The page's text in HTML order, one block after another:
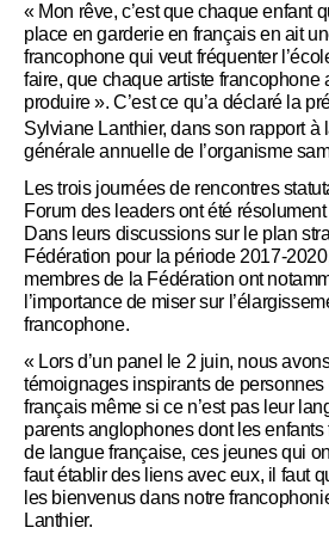
« Mon rêve, c’est que chaque enfant
place en garderie en français en ait
francophone qui veut fréquenter
faire, que chaque artiste francophone
produire ». C’est ce qu’a déclaré la
Sylviane Lanthier, dans son rapport à
générale annuelle de l’organisme
Les trois journées de rencontres
Forum des leaders ont été résolument
Dans leurs discussions sur le plan
Fédération pour la période 2017-
membres de la Fédération ont
l’importance de miser sur
francophone.
« Lors d’un panel le 2 juin, nous
témoignages inspirants de
français même si ce n’est pas leur
parents anglophones dont les
de langue française, ces jeunes qui
faut établir des liens avec eux, il faut
les bienvenus dans notre
Lanthier.